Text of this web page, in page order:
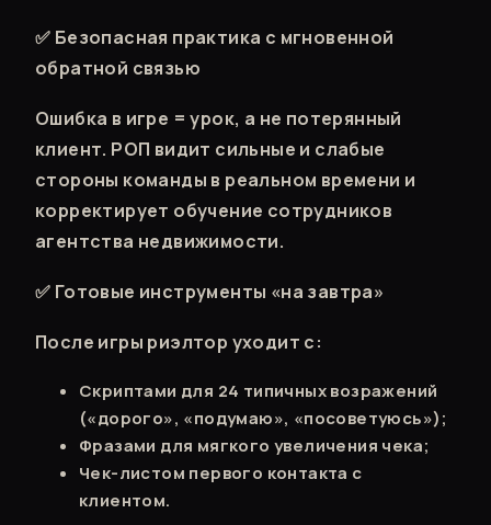
✅ Безопасная практика с мгновенной
обратной связью
Ошибка в игре = урок, а не потерянный
клиент. РОП видит сильные и слабые
стороны команды в реальном времени и
корректирует обучение сотрудников
агентства недвижимости.
✅ Готовые инструменты «на завтра»
После игры риэлтор уходит с:
Скриптами для 24 типичных возражений
(«дорого», «подумаю», «посоветуюсь»);
Фразами для мягкого увеличения чека;
Чек-листом первого контакта с
клиентом.